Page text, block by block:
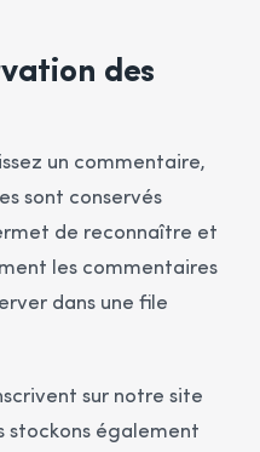
des
un commentaire,
sont conservés
de reconnaître et
les commentaires
dans une file
sur notre site
stockons également